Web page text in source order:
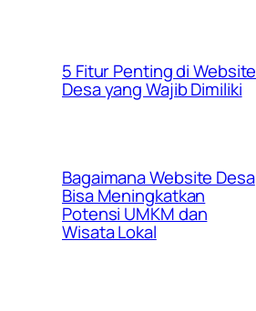
5 Fitur Penting di Website
Desa yang Wajib Dimiliki
Bagaimana Website Desa
Bisa Meningkatkan
Potensi UMKM dan
Wisata Lokal